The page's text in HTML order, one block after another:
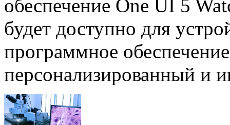
обеспечение One UI 5
будет доступно для
программное
персонализированный и